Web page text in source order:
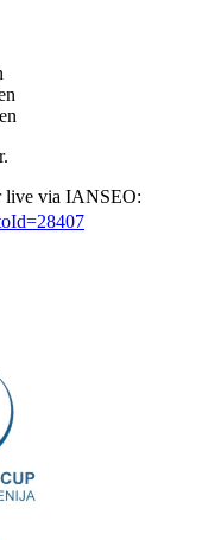
live via IANSEO: